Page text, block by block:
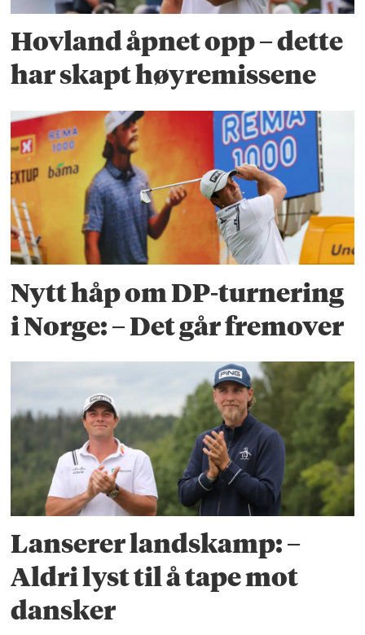
Hovland åpnet opp – dette
har skapt høyremissene
Nytt håp om DP-turnering
i Norge: – Det går fremover
Lanserer landskamp: –
Aldri lyst til å tape mot
dansker